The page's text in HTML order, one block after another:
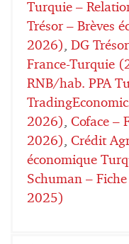
Turquie –
Trésor – Brèves
2026), DG
France-Turquie
RNB/hab. PPA
2026), Coface –
2026), Crédit
économique
Schuman –
2025)